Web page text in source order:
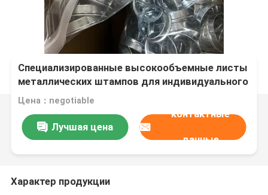
Специализированные высокообъемные листы
металлических штампов для индивидуального
производства
Цена：negotiable
Лучшая цена
контактные
данные
Характер продукции